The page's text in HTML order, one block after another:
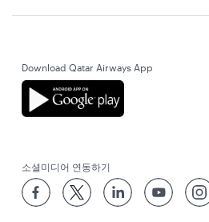
Download Qatar Airways App
소셜미디어 연동하기